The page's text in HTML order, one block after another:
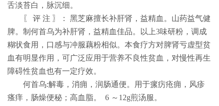
舌淡苔白，脉沉细。
〖 评 注 〗： 黑芝麻擅长补肝肾，益精血。山药益气健
脾。制何首乌为补肝肾，益精血佳品。以上3味研粉，调成
糊状食用，口感与冲服藕粉相似。本食疗方对脾肾亏虚型贫
血有明显作用，可广泛应用于营养不良性贫血，对慢性再生
障碍性贫血也有一定疗效。
何首乌:解毒，消痈，润肠通便。用于瘰疠疮痈，风疹
瘙痒，肠燥便秘；高血脂。
6 ～ 12g煎汤服。